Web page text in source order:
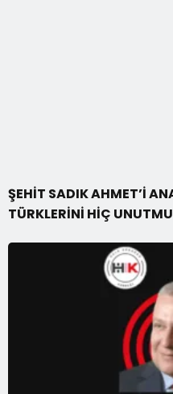
ŞEHİT SADIK AHMET’İ
TÜRKLERİNİ HİÇ